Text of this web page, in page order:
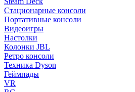
Стационарные консоли
Портативные консоли
Видеоигры
Настолки
Колонки JBL
Ретро консоли
Техника Dyson
Геймпады
VR